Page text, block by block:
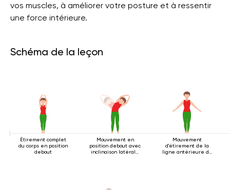
vos muscles, à améliorer votre posture et à ressentir
une force intérieure.
Schéma de la leçon
Étirement complet
du corps en position
debout
Mouvement en
position debout avec
inclinaison latérale
Mouvement
d'étirement de la
ligne antérieure du